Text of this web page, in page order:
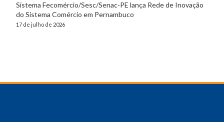
Sistema Fecomércio/Sesc/Senac-PE lança Rede de Inovação
do Sistema Comércio em Pernambuco
17 de julho de 2026